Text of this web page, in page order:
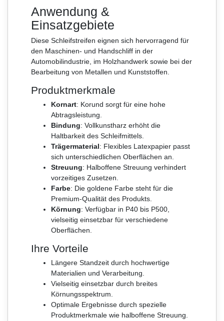
Anwendung &
Einsatzgebiete
Diese Schleifstreifen eignen sich hervorragend für
den Maschinen- und Handschliff in der
Automobilindustrie, im Holzhandwerk sowie bei der
Bearbeitung von Metallen und Kunststoffen.
Produktmerkmale
Kornart: Korund sorgt für eine hohe
Abtragsleistung.
Bindung: Vollkunstharz erhöht die
Haltbarkeit des Schleifmittels.
Trägermaterial: Flexibles Latexpapier passt
sich unterschiedlichen Oberflächen an.
Streuung: Halboffene Streuung verhindert
vorzeitiges Zusetzen.
Farbe: Die goldene Farbe steht für die
Premium-Qualität des Produkts.
Körnung: Verfügbar in P40 bis P500,
vielseitig einsetzbar für verschiedene
Oberflächen.
Ihre Vorteile
Längere Standzeit durch hochwertige
Materialien und Verarbeitung.
Vielseitig einsetzbar durch breites
Körnungsspektrum.
Optimale Ergebnisse durch spezielle
Produktmerkmale wie halboffene Streuung.